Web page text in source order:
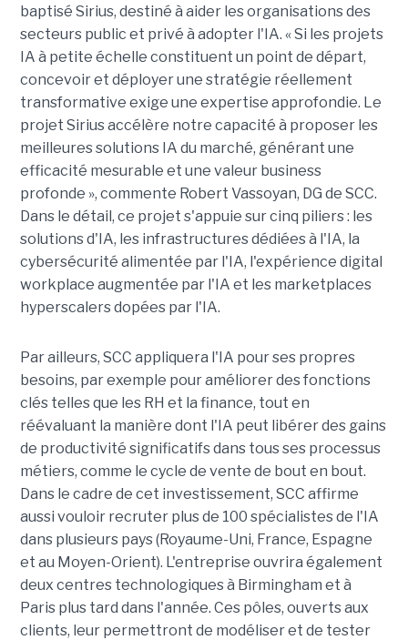
baptisé Sirius, destiné à aider les organisations des
secteurs public et privé à adopter l'IA. « Si les projets
IA à petite échelle constituent un point de départ,
concevoir et déployer une stratégie réellement
transformative exige une expertise approfondie. Le
projet Sirius accélère notre capacité à proposer les
meilleures solutions IA du marché, générant une
efficacité mesurable et une valeur business
profonde », commente Robert Vassoyan, DG de SCC.
Dans le détail, ce projet s'appuie sur cinq piliers : les
solutions d'IA, les infrastructures dédiées à l'IA, la
cybersécurité alimentée par l'IA, l'expérience digital
workplace augmentée par l'IA et les marketplaces
hyperscalers dopées par l'IA.
Par ailleurs, SCC appliquera l'IA pour ses propres
besoins, par exemple pour améliorer des fonctions
clés telles que les RH et la finance, tout en
réévaluant la manière dont l'IA peut libérer des gains
de productivité significatifs dans tous ses processus
métiers, comme le cycle de vente de bout en bout.
Dans le cadre de cet investissement, SCC affirme
aussi vouloir recruter plus de 100 spécialistes de l'IA
dans plusieurs pays (Royaume-Uni, France, Espagne
et au Moyen-Orient). L'entreprise ouvrira également
deux centres technologiques à Birmingham et à
Paris plus tard dans l'année. Ces pôles, ouverts aux
clients, leur permettront de modéliser et de tester